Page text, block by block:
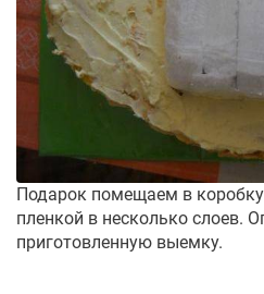
Подарок помещаем в
пленкой в несколько слоев.
приготовленную выемку.